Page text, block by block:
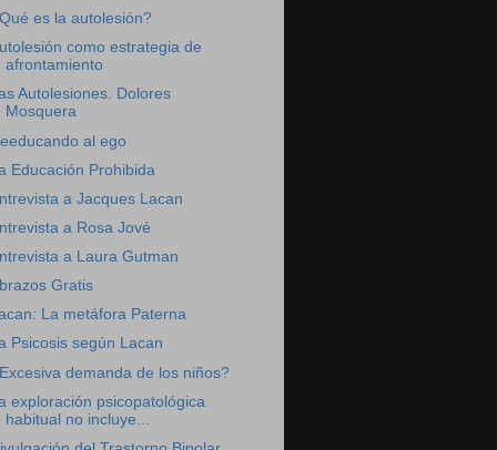
es la autolesión?
como estrategia de
afrontamiento
Autolesiones. Dolores
Mosquera
al ego
Educación Prohibida
a Jacques Lacan
a Rosa Jové
a Laura Gutman
Gratis
La metáfora Paterna
Psicosis según Lacan
demanda de los niños?
exploración psicopatológica
habitual no incluye...